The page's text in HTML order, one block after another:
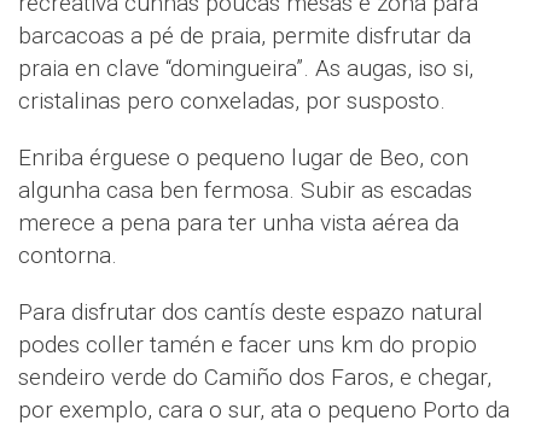
barcacoas a pé de praia, permite disfrutar da
praia en clave “domingueira”. As augas, iso si,
cristalinas pero conxeladas, por susposto.
Enriba érguese o pequeno lugar de Beo, con
algunha casa ben fermosa. Subir as escadas
merece a pena para ter unha vista aérea da
contorna.
Para disfrutar dos cantís deste espazo natural
podes coller tamén e facer uns km do propio
sendeiro verde do Camiño dos Faros, e chegar,
por exemplo, cara o sur, ata o pequeno Porto da